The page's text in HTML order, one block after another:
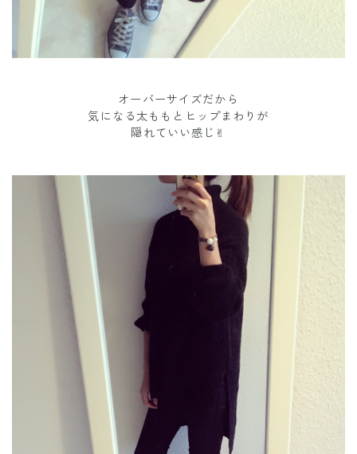
オーバーサイズだから
気になる太ももとヒップまわりが
隠れていい感じ✌︎